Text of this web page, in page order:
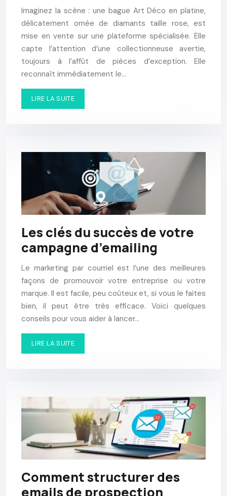
Imaginez la scène : une bague Art Déco en platine,
délicatement ornée de diamants taille rose, est
mise en vente sur une plateforme spécialisée. Elle
capte l’attention d’une collectionneuse avertie,
toujours à l’affût de pièces d’exception. Elle
reconnaît immédiatement le…
LIRE LA SUITE
Les clés du succès de votre
campagne d’emailing
Le marketing par courriel est l’une des meilleures
façons de promouvoir votre entreprise ou votre
marque. Il est facile, peu coûteux et, si vous le faites
bien, il peut être très efficace. Voici quelques
conseils pour vous aider à lancer…
LIRE LA SUITE
Comment structurer des
emails de prospection